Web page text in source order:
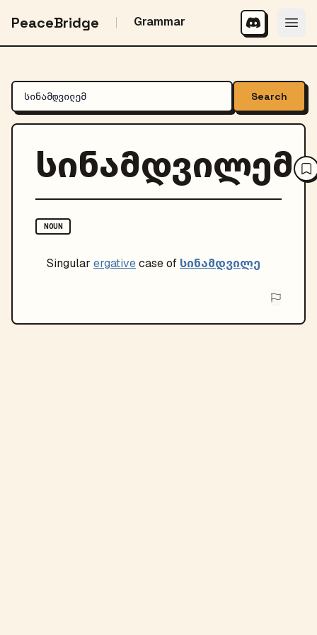
PeaceBridge Grammar
Search
სინამდვილემ
NOUN
Singular ergativecase of სინამდვილე